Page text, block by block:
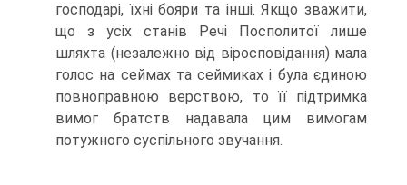
господарі, їхні бояри та інші. Якщо зважити,
що з усіх станів Речі Посполитої лише
шляхта (незалежно від віросповідання) мала
голос на сеймах та сеймиках і була єдиною
повноправною верствою, то її підтримка
вимог братств надавала цим вимогам
потужного суспільного звучання.